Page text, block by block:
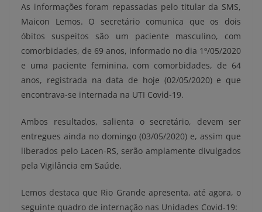
As informações foram repassadas pelo titular da SMS,
Maicon Lemos. O secretário comunica que os dois
óbitos suspeitos são um paciente masculino, com
comorbidades, de 69 anos, informado no dia 1º/05/2020
e uma paciente feminina, com comorbidades, de 64
anos, registrada na data de hoje (02/05/2020) e que
encontrava-se internada na UTI Covid-19.
Ambos resultados, salienta o secretário, devem ser
entregues ainda no domingo (03/05/2020) e, assim que
liberados pelo Lacen-RS, serão amplamente divulgados
pela Vigilância em Saúde.
Lemos destaca que Rio Grande apresenta, até agora, o
seguinte quadro de internação nas Unidades Covid-19: